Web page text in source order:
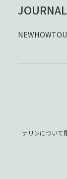
JOURNAL
NEW
ナリンについて